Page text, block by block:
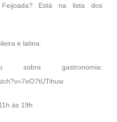
Está na lista dos
e latina.
gastronomia:
às 19h